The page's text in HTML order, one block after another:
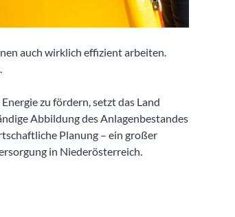
auch wirklich effizient arbeiten.
zu fördern, setzt das Land
Abbildung des Anlagenbestandes
Planung – ein großer
in Niederösterreich.